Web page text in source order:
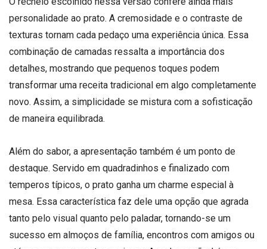
personalidade ao prato. A cremosidade e o contraste de
texturas tornam cada pedaço uma experiência única. Essa
combinação de camadas ressalta a importância dos
detalhes, mostrando que pequenos toques podem
transformar uma receita tradicional em algo completamente
novo. Assim, a simplicidade se mistura com a sofisticação
de maneira equilibrada.
Além do sabor, a apresentação também é um ponto de
destaque. Servido em quadradinhos e finalizado com
temperos típicos, o prato ganha um charme especial à
mesa. Essa característica faz dele uma opção que agrada
tanto pelo visual quanto pelo paladar, tornando-se um
sucesso em almoços de família, encontros com amigos ou